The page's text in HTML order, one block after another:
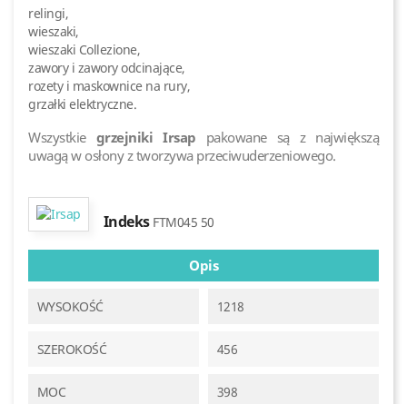
relingi,
wieszaki,
wieszaki Collezione,
zawory i zawory odcinające,
rozety i maskownice na rury,
grzałki elektryczne.
Wszystkie grzejniki Irsap pakowane są z największą
uwagą w osłony z tworzywa przeciwuderzeniowego.
Indeks FTM045 50
Opis
WYSOKOŚĆ 1218
SZEROKOŚĆ 456
MOC 398